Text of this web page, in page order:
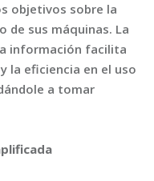
objetivos sobre la
de sus máquinas. La
información facilita
la eficiencia en el uso
a tomar